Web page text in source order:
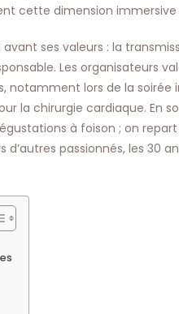
cette dimension immersive
ses valeurs : la
Les organisateurs
notamment lors de la soirée
la chirurgie cardiaque. En
à foison ; on repart
passionnés, les 30